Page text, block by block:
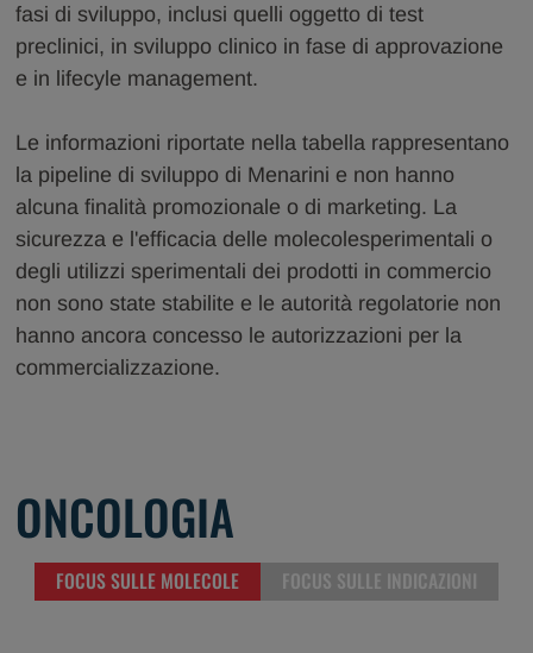
fasi di sviluppo, inclusi quelli oggetto di test
preclinici, in sviluppo clinico in fase di approvazione
e in lifecyle management.
Le informazioni riportate nella tabella rappresentano
la pipeline di sviluppo di Menarini e non hanno
alcuna finalità promozionale o di marketing. La
sicurezza e l'efficacia delle molecolesperimentali o
degli utilizzi sperimentali dei prodotti in commercio
non sono state stabilite e le autorità regolatorie non
hanno ancora concesso le autorizzazioni per la
commercializzazione.
ONCOLOGIA
FOCUS SULLE MOLECOLE FOCUS SULLE INDICAZIONI